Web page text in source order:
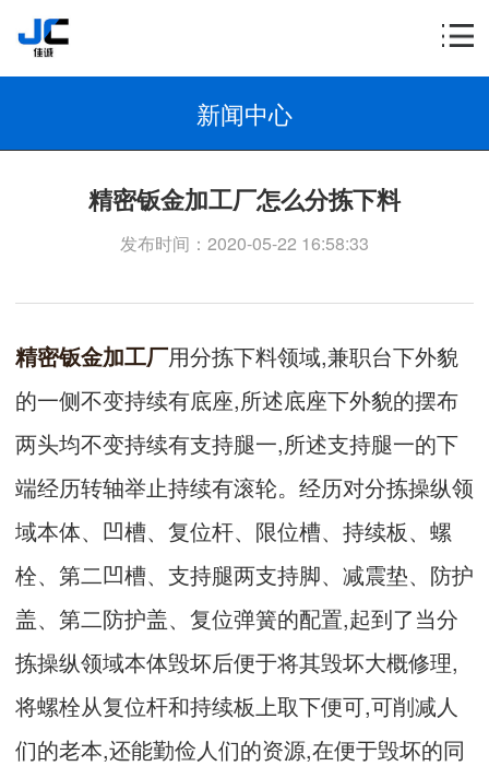
新闻中心
精密钣金加工厂怎么分拣下料
发布时间：2020-05-22 16:58:33
精密钣金加工厂用分拣下料领域,兼职台下外貌
的一侧不变持续有底座,所述底座下外貌的摆布
两头均不变持续有支持腿一,所述支持腿一的下
端经历转轴举止持续有滚轮。经历对分拣操纵领
域本体、凹槽、复位杆、限位槽、持续板、螺
栓、第二凹槽、支持腿两支持脚、减震垫、防护
盖、第二防护盖、复位弹簧的配置,起到了当分
拣操纵领域本体毁坏后便于将其毁坏大概修理,
将螺栓从复位杆和持续板上取下便可,可削减人
们的老本,还能勤俭人们的资源,在便于毁坏的同